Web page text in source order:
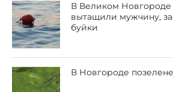
В Великом Новгороде
вытащили мужчину,
буйки
В Новгороде